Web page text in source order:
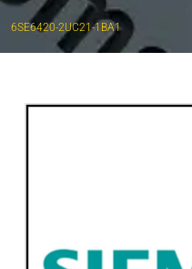
6SE6420-2UC21-1BA1